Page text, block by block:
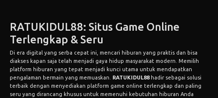
RATUKIDUL88: Situs Game Online
Terlengkap & Seru
Di era digital yang serba cepat ini, mencari hiburan yang praktis dan bisa
diakses kapan saja telah menjadi gaya hidup masyarakat modern. Memilih
platform hiburan yang tepat menjadi kunci utama untuk mendapatkan
pengalaman bermain yang memuaskan. RATUKIDUL88hadir sebagai solusi
terbaik dengan menyediakan platform game online terlengkap dan paling
seru yang dirancang khusus untuk memenuhi kebutuhan hiburan Anda